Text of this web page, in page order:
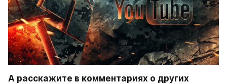
А расскажите в комментариях о других